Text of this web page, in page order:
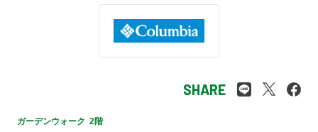
SHARE
ガーデンウォーク 2階